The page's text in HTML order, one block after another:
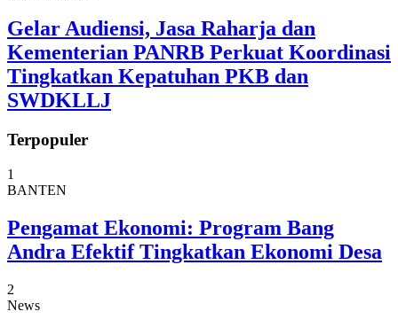
Gelar Audiensi, Jasa Raharja dan
Kementerian PANRB Perkuat Koordinasi
Tingkatkan Kepatuhan PKB dan
SWDKLLJ
Terpopuler
1
BANTEN
Pengamat Ekonomi: Program Bang
Andra Efektif Tingkatkan Ekonomi Desa
2
News